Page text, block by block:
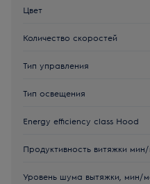
Цвет
Количество скоростей
Тип управления
Тип освещения
Energy efficiency class Hood
Продуктивность витяжки
Уровень шума вытяжки, мин/